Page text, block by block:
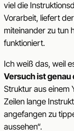
viel die
Vorarbeit, liefert
miteinander zu tun
funktioniert.
Ich weiß das, weil
Versuch ist
Struktur aus einem
Zeilen lange
angefangen zu
aussehen“.